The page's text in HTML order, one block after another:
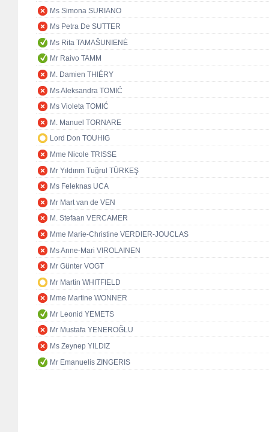
Ms Simona SURIANO
Ms Petra De SUTTER
Ms Rita TAMAŠUNIENĖ
Mr Raivo TAMM
M. Damien THIÉRY
Ms Aleksandra TOMIĆ
Ms Violeta TOMIĆ
M. Manuel TORNARE
Lord Don TOUHIG
Mme Nicole TRISSE
Mr Yıldırım Tuğrul TÜRKEŞ
Ms Feleknas UCA
Mr Mart van de VEN
M. Stefaan VERCAMER
Mme Marie-Christine VERDIER-JOUCLAS
Ms Anne-Mari VIROLAINEN
Mr Günter VOGT
Mr Martin WHITFIELD
Mme Martine WONNER
Mr Leonid YEMETS
Mr Mustafa YENEROĞLU
Ms Zeynep YILDIZ
Mr Emanuelis ZINGERIS